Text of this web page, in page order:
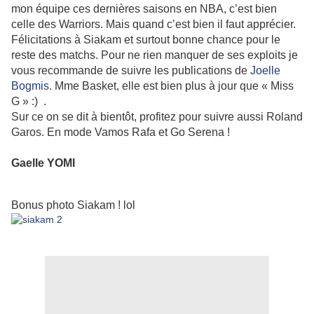
mon équipe ces dernières saisons en NBA, c’est bien
celle des Warriors. Mais quand c’est bien il faut apprécier.
Félicitations à Siakam et surtout bonne chance pour le
reste des matchs. Pour ne rien manquer de ses exploits je
vous recommande de suivre les publications de Joelle
Bogmis. Mme Basket, elle est bien plus à jour que « Miss
G » :) .
Sur ce on se dit à bientôt, profitez pour suivre aussi Roland
Garos. En mode Vamos Rafa et Go Serena !
Gaelle YOMI
Bonus photo Siakam ! lol